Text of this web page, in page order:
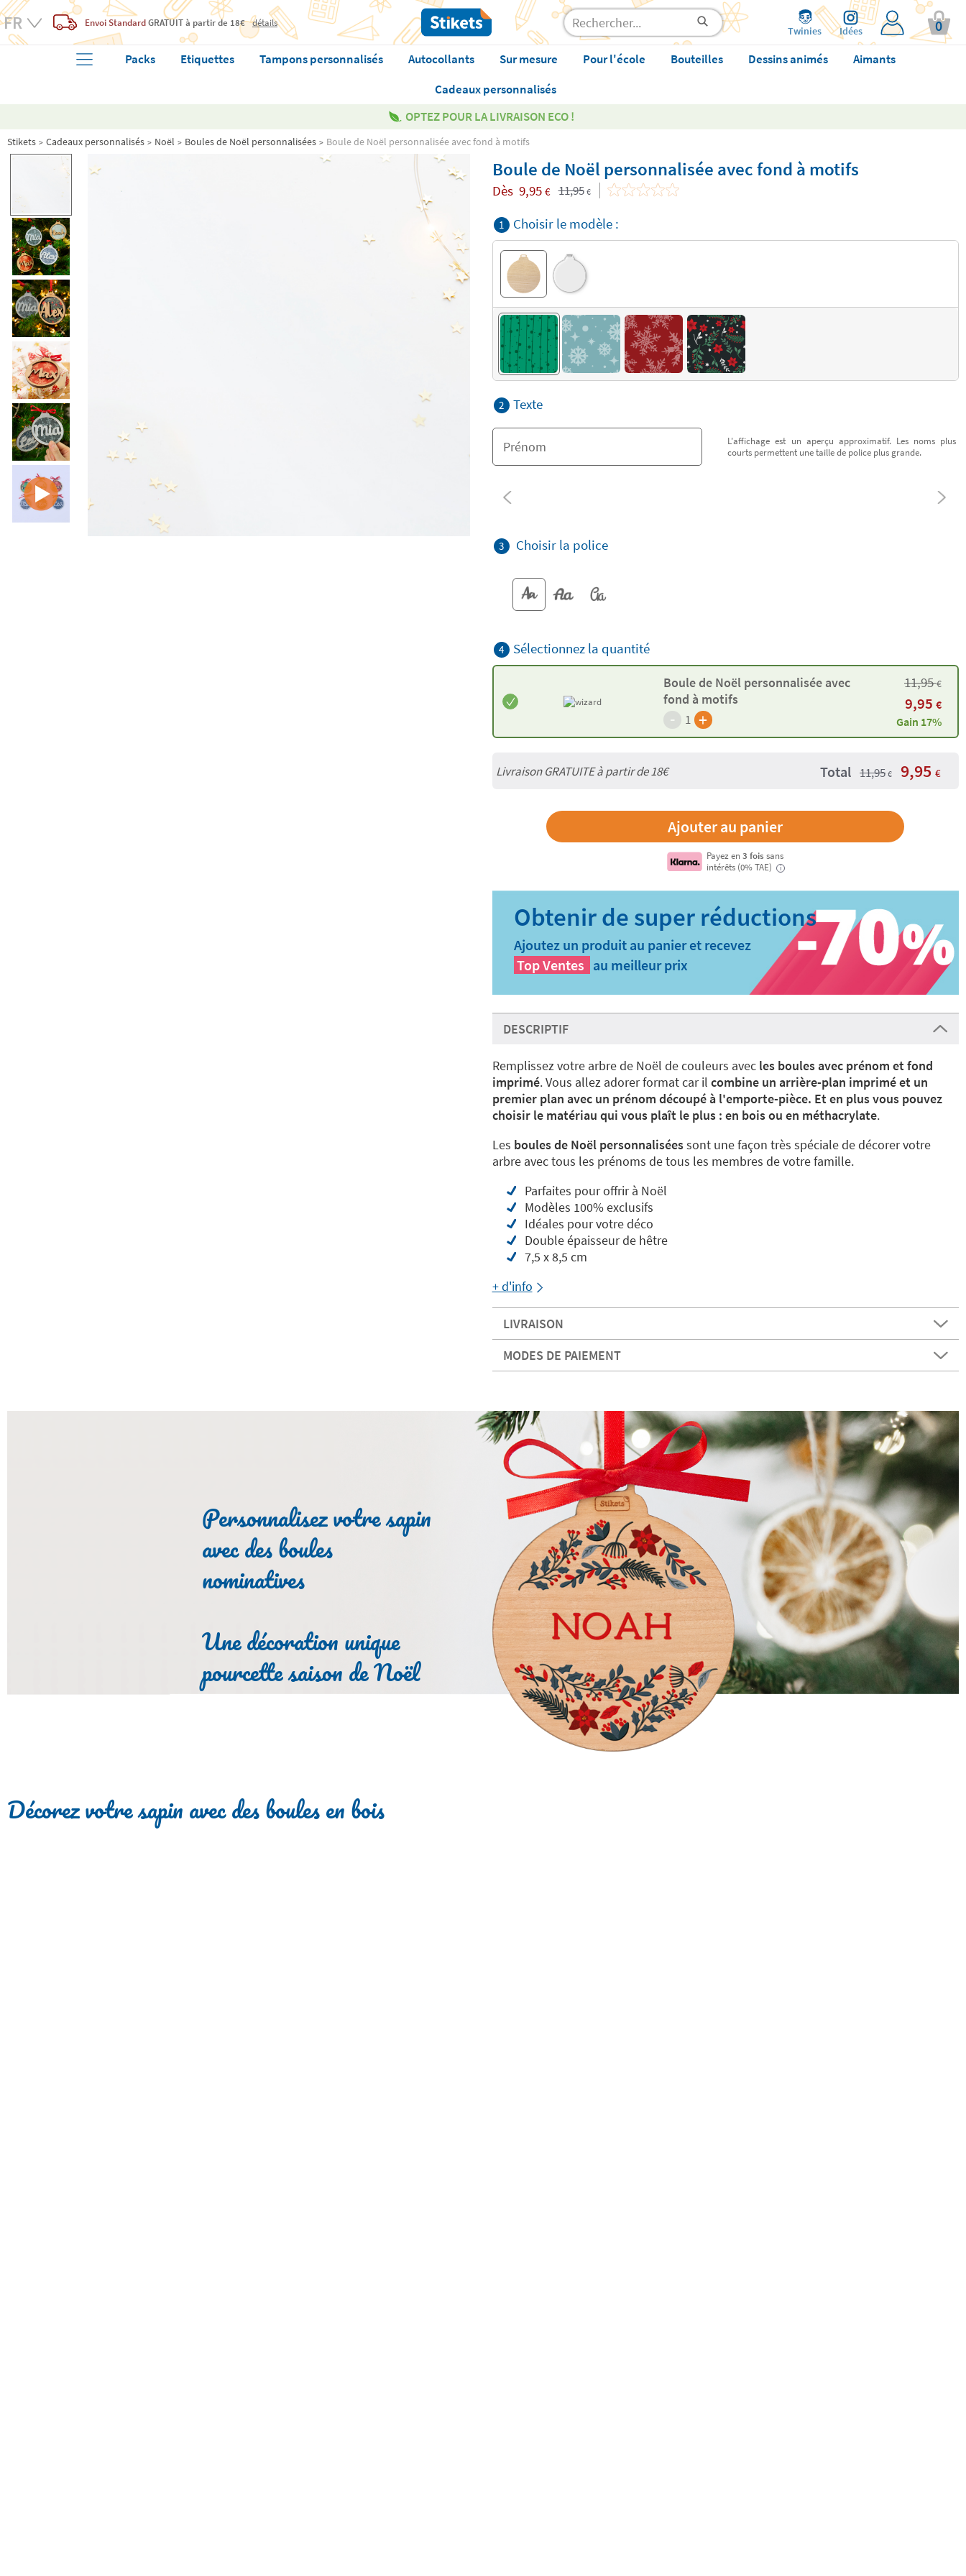
Envoi StandardGRATUITà partir de 18€ détails
Twinies Idées 0
Packs Etiquettes Tampons personnalisés Autocollants Sur mesure Pour l'école Bouteilles Dessins animés
Aimants
Cadeaux personnalisés
OPTEZ POUR LA LIVRAISON ECO !
Stikets Cadeaux personnalisés Noël Boules de Noël personnalisées Boule de Noël personnalisée avec fond à motifs
Boule de Noël personnalisée avec fond à motifs
Dès 9,95 € 11,95 €
1 Choisir le modèle :
2 Texte
L'affichage est un aperçu approximatif. Les noms plus
courts permettent une taille de police plus grande.
3 Choisir la police
4 Sélectionnez la quantité
Boule de Noël personnalisée avec
fond à motifs
- 1 +
11,95€
9,95 €
Gain 17%
Livraison GRATUITE à partir de18€ Total 11,95 € 9,95 €
Payez en 3 fois sans
intérêts (0% TAE)
i
Ajoutez un produit au panier et recevez
Top Ventes au meilleur prix
DESCRIPTIF
Remplissez votre arbre de Noël de couleurs avec les boules avec prénom et fond
imprimé. Vous allez adorer format car il combine un arrière-plan imprimé et un
premier plan avec un prénom découpé à l'emporte-pièce. Et en plus vous pouvez
choisir le matériau qui vous plaît le plus : en bois ou en méthacrylate.
Les boules de Noël personnaliséessont une façon très spéciale de décorer votre
arbre avec tous les prénoms de tous les membres de votre famille.
Parfaites pour offrir à Noël
Modèles 100% exclusifs
Idéales pour votre déco
Double épaisseur de hêtre
7,5 x 8,5 cm
+ d'info
LIVRAISON
MODES DE PAIEMENT
Personnalisez votre sapin
avec des boules
nominatives
Une décoration unique
pourcette saison de Noël
Décorez votre sapin avec des boules en bois